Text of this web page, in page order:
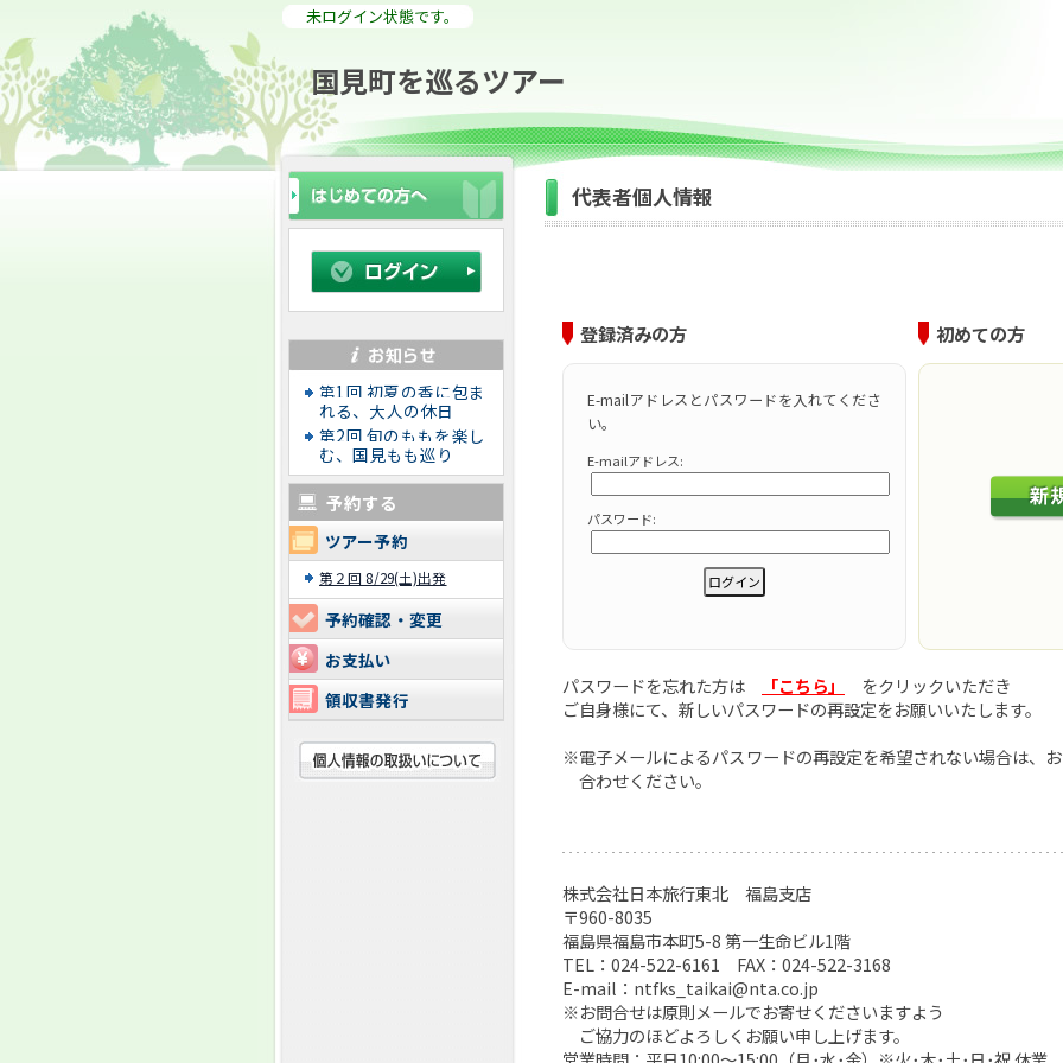
未ログイン状態です。
国見町を巡るツアー
第1回 初夏の香に包ま
れる、大人の休日
第2回 旬のももを楽し
む、国見もも巡り
予約する
ツアー予約
第２回 8/29(土)出発
予約確認・変更
お支払い
領収書発行
代表者個人情報
登録済みの方
E-mailアドレスとパスワードを入れてくださ
い。
E-mailアドレス:
パスワード:
初めての方
パスワードを忘れた方は 「こちら」
をクリックいただき
ご自身様にて、新しいパスワードの再設定をお願いいたします。
※電子メールによるパスワードの再設定を希望されない場合は、
合わせください。
株式会社日本旅行東北 福島支店
〒960-8035
福島県福島市本町5-8 第一生命ビル1階
TEL：024-522-6161 FAX：024-522-3168
E-mail：ntfks_taikai@nta.co.jp
※お問合せは原則メールでお寄せくださいますよう
ご協力のほどよろしくお願い申し上げます。